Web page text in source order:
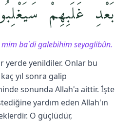
بَعْدِ غَلَبِهِمْ
ba`di galebihim seyaglibûn.
yerde yenildiler. Onlar bu
yıl sonra galip
sonunda Allah'a aittir. İşte
yardım eden Allah'ın
O güçlüdür,